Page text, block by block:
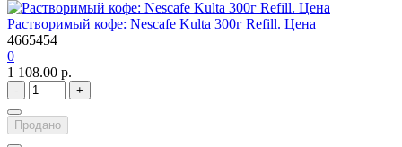
Растворимый кофе: Nescafe Kulta 300г Refill. Цена
4665454
0
1 108.00 р.
- +
Продано